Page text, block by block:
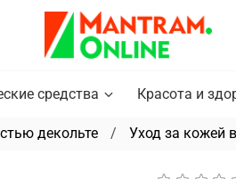
средства Красота и
декольте Уход за кожей